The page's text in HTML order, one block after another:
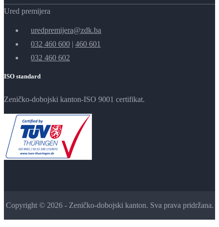
Ured premijera
uredpremijera@zdk.ba
032 460 600 | 460 601
032 460 602
ISO standard
Zeničko-dobojski kanton-ISO 9001 certifikat.
Copyright © 2026 - Zeničko-dobojski kanton. Sva prava pridržana.